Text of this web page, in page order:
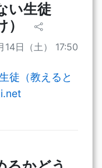
い生徒
）
14日（土） 17:50
徒（教えると